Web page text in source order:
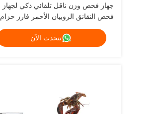
جهاز فحص وزن ناقل تلقائي ذكي لجهاز
فحص النقانق الروبيان الأحمر فارز حزام
وزن مدقق الوزن
نتحدث الآن